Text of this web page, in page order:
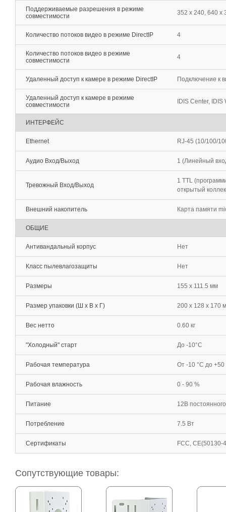
Поддерживаемые разрешения в режиме
совместимости
352 x 240, 640 х
Количество потоков видео в режиме DirectIP 4
Количество потоков видео в режиме
совместимости
4
Удаленный доступ к камере в режиме DirectIP Подключение к
Удаленный доступ к камере в режиме
совместимости
IDIS Center,
ИНТЕРФЕЙС
Ethernet RJ-45 (10/100/
Аудио Вход/Выход 1 (Линейный
Тревожный Вход/Выход
1 TTL
открытый
Внешний накопитель Карта памяти
ОБЩИЕ
Антивандальный корпус Нет
Класс пылевлагозащиты Нет
Размеры 155 x 111.5 мм
Размер упаковки (Ш х В х Г) 200 x 128 x 170
Вес нетто 0.60 кг
"Холодный" старт До -10°С
Рабочая температура От -10 °С до +50
Рабочая влажность 0 - 90 %
Питание 12В
Потребление 7.5 Вт
Сертификаты FCC, CE(50130-
Сопутствующие товары: